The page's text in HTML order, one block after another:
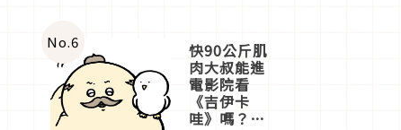
No.6 快90公斤肌
肉大叔能進
電影院看
《吉伊卡
哇》嗎？日